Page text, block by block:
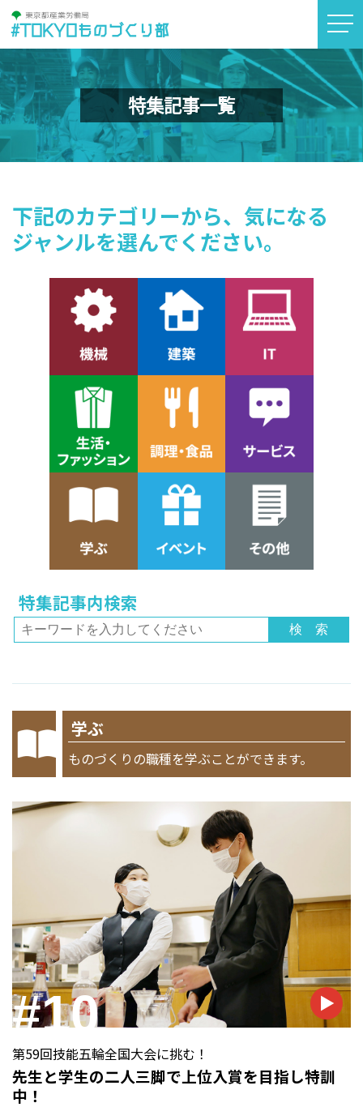
#TOKYOものづくり部
特集記事一覧
下記のカテゴリーから、気になる
ジャンルを選んでください。
特集記事内検索
学ぶ
ものづくりの職種を学ぶことができます。
#10
第59回技能五輪全国大会に挑む！
先生と学生の二人三脚で上位入賞を目指し特訓
中！